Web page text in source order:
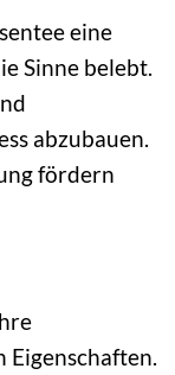
eine
Sinne belebt.
abzubauen.
fördern
Eigenschaften.